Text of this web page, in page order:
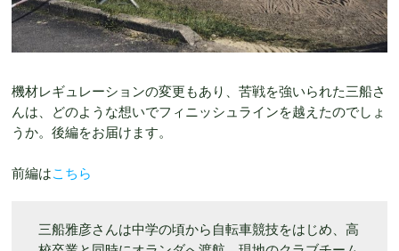
機材レギュレーションの変更もあり、苦戦を強いられた三船さ
んは、どのような想いでフィニッシュラインを越えたのでしょ
うか。後編をお届けます。
前編はこちら
三船雅彦さんは中学の頃から自転車競技をはじめ、高